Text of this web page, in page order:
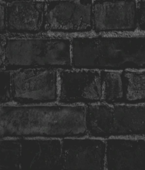
A melhor
cerveja super
Já imaginou combinar
comida extremamente
sacanagem (no bom
experiência que
Os shows são realizados na